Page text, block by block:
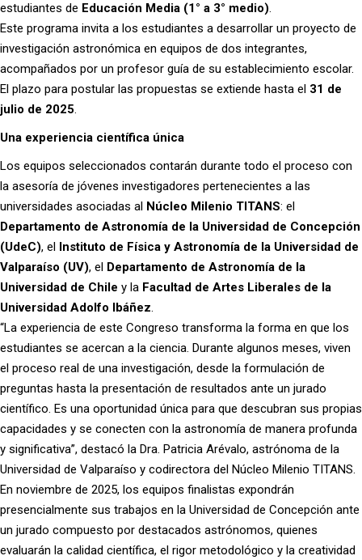
estudiantes de Educación Media (1° a 3° medio).
Este programa invita a los estudiantes a desarrollar un proyecto de
investigación astronómica en equipos de dos integrantes,
acompañados por un profesor guía de su establecimiento escolar.
El plazo para postular las propuestas se extiende hasta el 31 de
julio de 2025.
Una experiencia científica única
Los equipos seleccionados contarán durante todo el proceso con
la asesoría de jóvenes investigadores pertenecientes a las
universidades asociadas al Núcleo Milenio TITANS: el
Departamento de Astronomía de la Universidad de Concepción
(UdeC), el Instituto de Física y Astronomía de la Universidad de
Valparaíso (UV), el Departamento de Astronomía de la
Universidad de Chile y la Facultad de Artes Liberales de la
Universidad Adolfo Ibáñez.
“La experiencia de este Congreso transforma la forma en que los
estudiantes se acercan a la ciencia. Durante algunos meses, viven
el proceso real de una investigación, desde la formulación de
preguntas hasta la presentación de resultados ante un jurado
científico. Es una oportunidad única para que descubran sus propias
capacidades y se conecten con la astronomía de manera profunda
y significativa”, destacó la Dra. Patricia Arévalo, astrónoma de la
Universidad de Valparaíso y codirectora del Núcleo Milenio TITANS.
En noviembre de 2025, los equipos finalistas expondrán
presencialmente sus trabajos en la Universidad de Concepción ante
un jurado compuesto por destacados astrónomos, quienes
evaluarán la calidad científica, el rigor metodológico y la creatividad